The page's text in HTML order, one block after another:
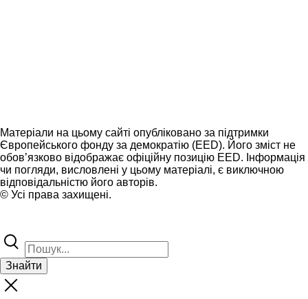
Матеріали на цьому сайті опубліковано за підтримки
Європейського фонду за демократію (EED). Його зміст не
обов’язково відображає офіційну позицію EED. Інформація
чи погляди, висловлені у цьому матеріалі, є виключною
відповідальністю його авторів.
© Усі права захищені.
Знайти